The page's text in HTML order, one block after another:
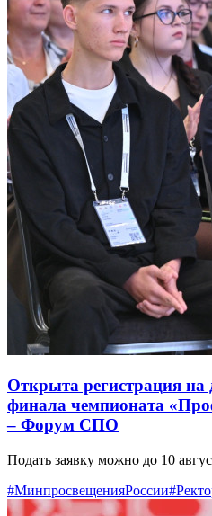
Открыта регистрация
финала чемпионата
– Форум СПО
Подать заявку можно до 10
#МинпросвещенияРоссии